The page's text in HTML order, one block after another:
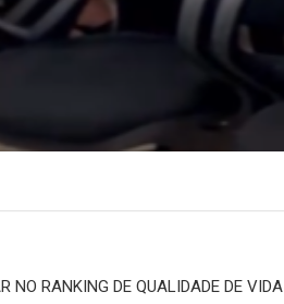
NO RANKING DE QUALIDADE DE VIDA